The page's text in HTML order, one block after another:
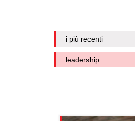
i più recenti
leadership